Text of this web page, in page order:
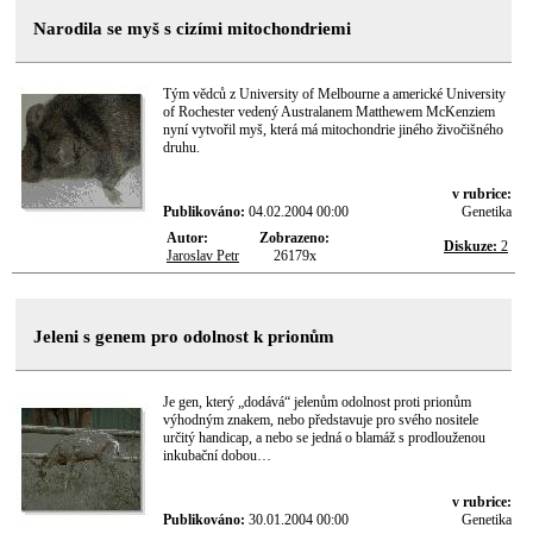
Narodila se myš s cizími mitochondriemi
Tým vědců z University of Melbourne a americké University
of Rochester vedený Australanem Matthewem McKenziem
nyní vytvořil myš, která má mitochondrie jiného živočišného
druhu.
Publikováno: 04.02.2004 00:00
v rubrice:
Genetika
Autor:
Jaroslav Petr
Zobrazeno:
26179x
Diskuze: 2
Jeleni s genem pro odolnost k prionům
Je gen, který „dodává“ jelenům odolnost proti prionům
výhodným znakem, nebo představuje pro svého nositele
určitý handicap, a nebo se jedná o blamáž s prodlouženou
inkubační dobou…
Publikováno: 30.01.2004 00:00
v rubrice:
Genetika